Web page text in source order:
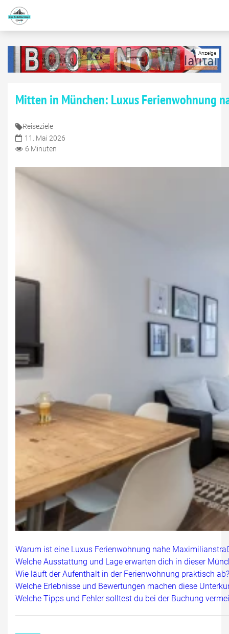
Mitten in München: Luxus Ferienwohnung
Reiseziele
11. Mai 2026
6 Minuten
Warum ist eine Luxus Ferienwohnung nahe
Welche Ausstattung und Lage erwarten dich in dieser
Wie läuft der Aufenthalt in der Ferienwohnung praktisch ab?
Welche Erlebnisse und Bewertungen machen diese
Welche Tipps und Fehler solltest du bei der Buchung